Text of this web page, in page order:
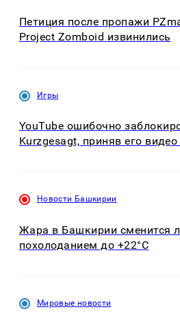
Петиция после пропажи
Project Zomboid извинились
Игры
YouTube ошибочно
Kurzgesagt, приняв его
Новости Башкирии
Жара в Башкирии сменится
похолоданием до +22°C
Мировые новости